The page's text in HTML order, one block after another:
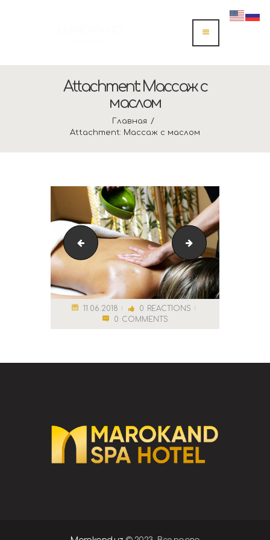
Attachment: Массаж с
маслом
Главная
Attachment: Массаж с маслом
Парилка Marokand Logo
11.06.2018 0 REACTIONS
0 COMMENTS